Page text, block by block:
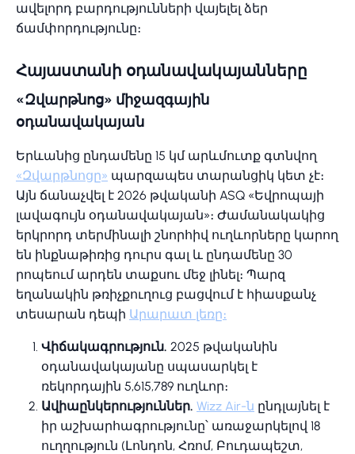
ավելորդ բարդությունների վայելել ձեր
ճամփորդությունը։
Հայաստանի օդանավակայանները
«Զվարթնոց» միջազգային
օդանավակայան
Երևանից ընդամենը 15 կմ արևմուտք գտնվող
«Զվարթնոցը» պարզապես տարանցիկ կետ չէ։
Այն ճանաչվել է 2026 թվականի ASQ «Եվրոպայի
լավագույն օդանավակայան»։ Ժամանակակից
երկրորդ տերմինալի շնորհիվ ուղևորները կարող
են ինքնաթիռից դուրս գալ և ընդամենը 30
րոպեում արդեն տաքսու մեջ լինել։ Պարզ
եղանակին թռիչքուղուց բացվում է հիասքանչ
տեսարան դեպի Արարատ լեռը։
Վիճակագրություն. 2025 թվականին
օդանավակայանը սպասարկել է
ռեկորդային 5,615,789 ուղևոր։
Ավիաընկերություններ. Wizz Air-ն ընդլայնել է
իր աշխարհագրությունը՝ առաջարկելով 18
ուղղություն (Լոնդոն, Հռոմ, Բուդապեշտ,